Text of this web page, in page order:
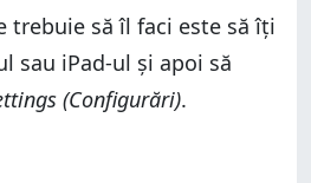
trebuie să îl faci este să îți
sau iPad-ul și apoi să
(Configurări).